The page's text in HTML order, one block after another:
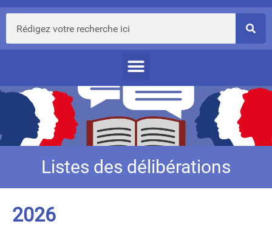
Listes des délibérations
2026